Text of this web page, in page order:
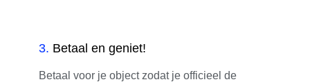
3. Betaal en geniet!
Betaal voor je object zodat je officieel de